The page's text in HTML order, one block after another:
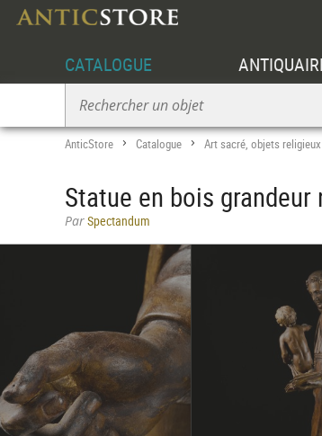
CATALOGUE
AnticStore > Catalogue > Art sacré, objets religieux
Statue en bois
ParSpectandum